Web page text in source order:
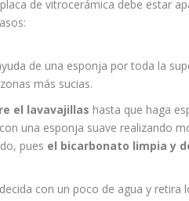
de vitrocerámica debe estar
de una esponja por toda la
más sucias.
el lavavajillas hasta que haga
una esponja suave realizando
pues el bicarbonato limpia y
con un poco de agua y retira